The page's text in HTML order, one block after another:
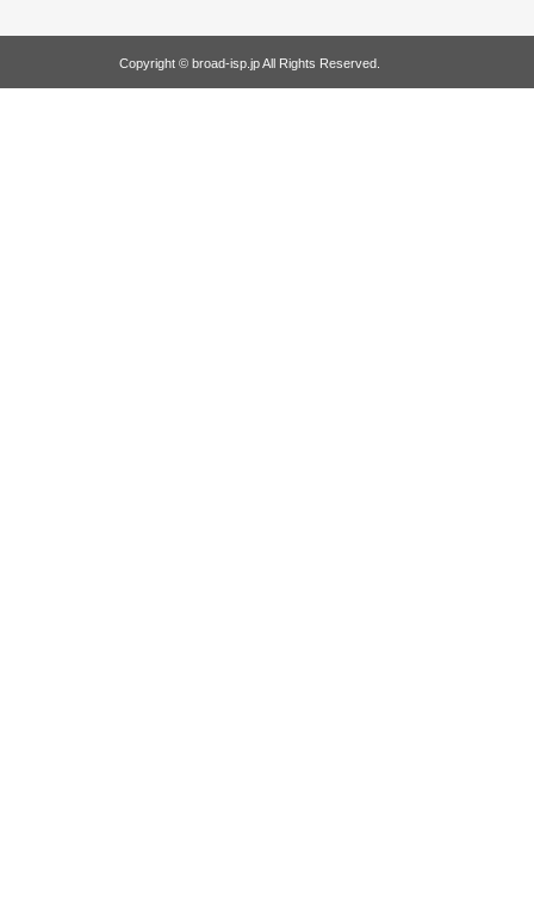
Copyright © broad-isp.jp All Rights Reserved.